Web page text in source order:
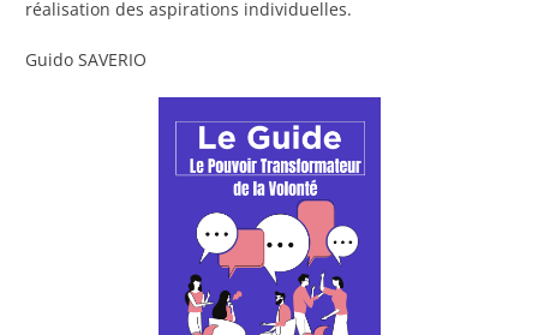
réalisation des aspirations individuelles.
Guido SAVERIO